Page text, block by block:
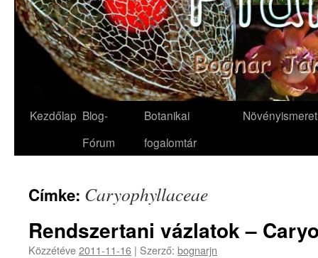
Kezdőlap Blog-
Fórum
Botanikai
fogalomtár
Növényismeret
Címke: Caryophyllaceae
Rendszertani vázlatok –
Közzétéve2011-11-16 | Szerző: bognarjn